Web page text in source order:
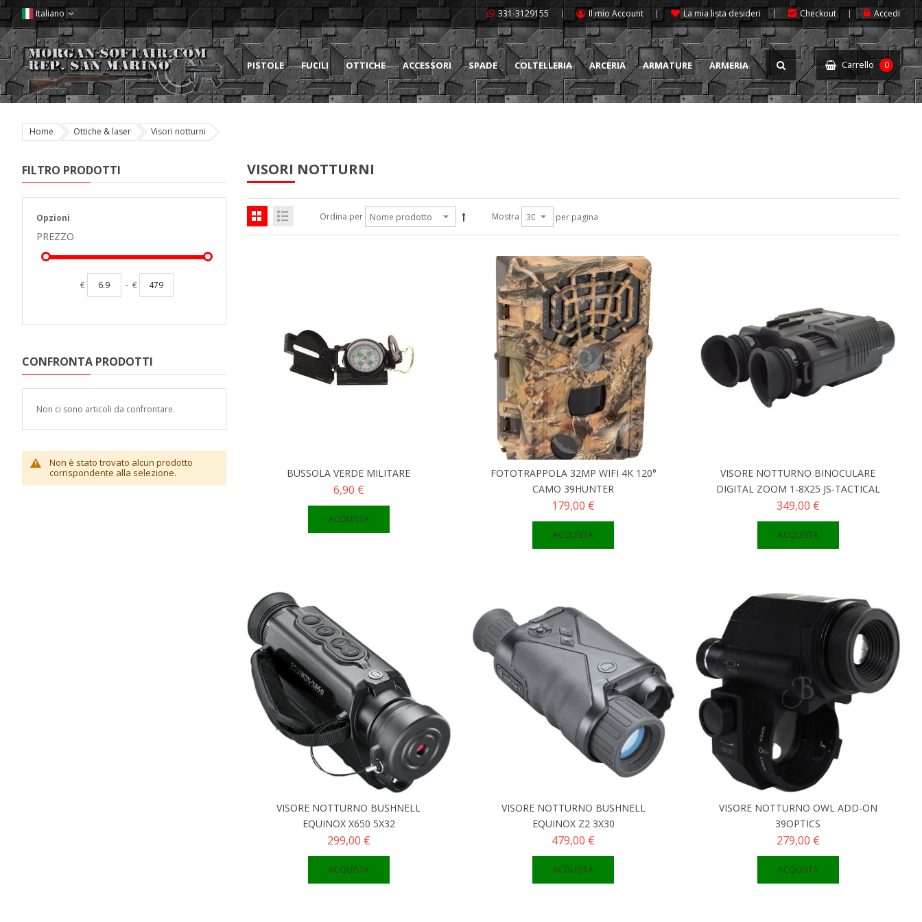
Italiano 331-3129155 Il mio Account La mia lista desideri Checkout Accedi
PISTOLE FUCILI OTTICHE ACCESSORI SPADE COLTELLERIA ARCERIA ARMATURE ARMERIA Carrello 0
Home Ottiche & laser Visori notturni
VISORI NOTTURNI
Ordina per Mostra per pagina
BUSSOLA VERDE MILITARE
6,90 €
ACQUISTA
FOTOTRAPPOLA 32MP WIFI 4K 120°
CAMO 39HUNTER
179,00 €
ACQUISTA
VISORE NOTTURNO BINOCULARE
DIGITAL ZOOM 1-8X25 JS-TACTICAL
349,00 €
ACQUISTA
VISORE NOTTURNO BUSHNELL
EQUINOX X650 5X32
299,00 €
ACQUISTA
VISORE NOTTURNO BUSHNELL
EQUINOX Z2 3X30
479,00 €
ACQUISTA
VISORE NOTTURNO OWL ADD-ON
39OPTICS
279,00 €
ACQUISTA
FILTRO PRODOTTI
Opzioni
PREZZO
€ - €
CONFRONTA PRODOTTI
Non ci sono articoli da confrontare.
Non è stato trovato alcun prodotto
corrispondente alla selezione.